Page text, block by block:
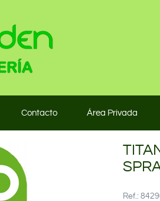
Contacto Área Privada
Ref.: